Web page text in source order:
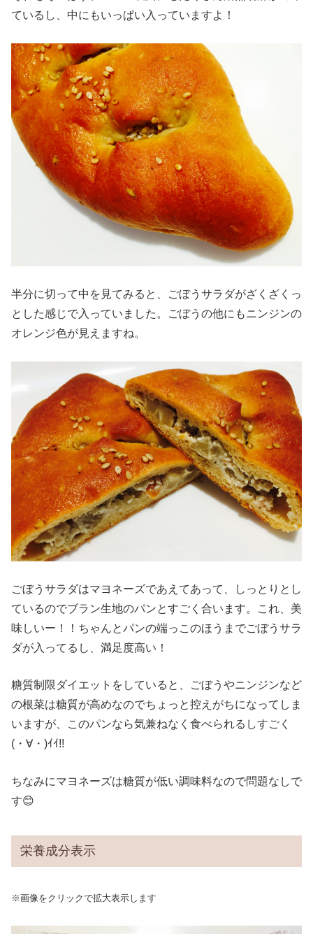
ているし、中にもいっぱい入っていますよ！
半分に切って中を見てみると、ごぼうサラダがざくざくっ
とした感じで入っていました。ごぼうの他にもニンジンの
オレンジ色が見えますね。
ごぼうサラダはマヨネーズであえてあって、しっとりとし
ているのでブラン生地のパンとすごく合います。これ、美
味しいー！！ちゃんとパンの端っこのほうまでごぼうサラ
ダが入ってるし、満足度高い！
糖質制限ダイエットをしていると、ごぼうやニンジンなど
の根菜は糖質が高めなのでちょっと控えがちになってしま
いますが、このパンなら気兼ねなく食べられるしすごく
(・∀・)ｲｲ!!
ちなみにマヨネーズは糖質が低い調味料なので問題なしで
す😊
栄養成分表示
※画像をクリックで拡大表示します